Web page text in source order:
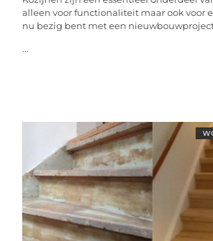
alleen voor functionaliteit maar ook voor
nu bezig bent met een
...